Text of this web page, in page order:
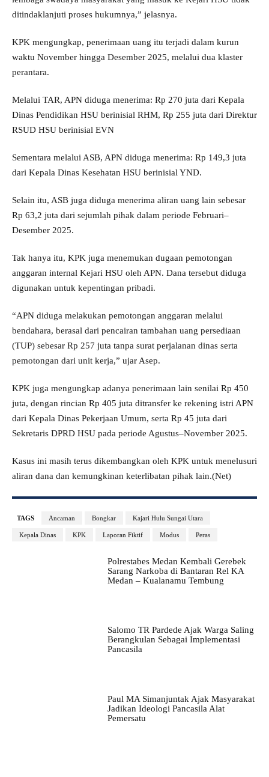
ditindaklanjuti proses hukumnya,” jelasnya.
KPK mengungkap, penerimaan uang itu terjadi dalam kurun
waktu November hingga Desember 2025, melalui dua klaster
perantara.
Melalui TAR, APN diduga menerima: Rp 270 juta dari Kepala
Dinas Pendidikan HSU berinisial RHM, Rp 255 juta dari Direktur
RSUD HSU berinisial EVN
Sementara melalui ASB, APN diduga menerima: Rp 149,3 juta
dari Kepala Dinas Kesehatan HSU berinisial YND.
Selain itu, ASB juga diduga menerima aliran uang lain sebesar
Rp 63,2 juta dari sejumlah pihak dalam periode Februari–
Desember 2025.
Tak hanya itu, KPK juga menemukan dugaan pemotongan
anggaran internal Kejari HSU oleh APN. Dana tersebut diduga
digunakan untuk kepentingan pribadi.
“APN diduga melakukan pemotongan anggaran melalui
bendahara, berasal dari pencairan tambahan uang persediaan
(TUP) sebesar Rp 257 juta tanpa surat perjalanan dinas serta
pemotongan dari unit kerja,” ujar Asep.
KPK juga mengungkap adanya penerimaan lain senilai Rp 450
juta, dengan rincian Rp 405 juta ditransfer ke rekening istri APN
dari Kepala Dinas Pekerjaan Umum, serta Rp 45 juta dari
Sekretaris DPRD HSU pada periode Agustus–November 2025.
Kasus ini masih terus dikembangkan oleh KPK untuk menelusuri
aliran dana dan kemungkinan keterlibatan pihak lain.(Net)
TAGS Ancaman Bongkar Kajari Hulu Sungai Utara
Kepala Dinas KPK Laporan Fiktif Modus Peras
Polrestabes Medan Kembali Gerebek
Sarang Narkoba di Bantaran Rel KA
Medan – Kualanamu Tembung
Salomo TR Pardede Ajak Warga Saling
Berangkulan Sebagai Implementasi
Pancasila
Paul MA Simanjuntak Ajak Masyarakat
Jadikan Ideologi Pancasila Alat
Pemersatu